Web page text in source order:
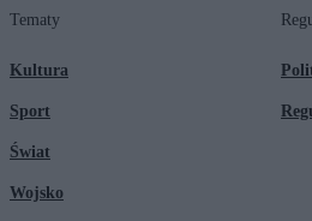
Tematy
Kultura
Sport
Świat
Wojsko